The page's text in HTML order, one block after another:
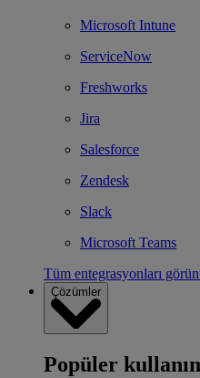
Microsoft Intune
ServiceNow
Freshworks
Jira
Salesforce
Zendesk
Slack
Microsoft Teams
Tüm entegrasyonları
Çözümler
Popüler